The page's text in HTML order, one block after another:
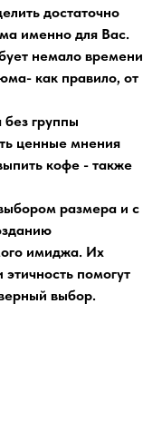
достаточно
именно для Вас.
немало времени
как правило, от
группы
ценные мнения
кофе - также
размера и с
имиджа. Их
помогут
выбор.